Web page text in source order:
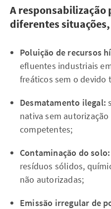
A responsabilização
diferentes
Poluição de recursos
efluentes industriais
freáticos sem o devido
Desmatamento ilegal:
nativa sem
competentes;
Contaminação do solo:
resíduos sólidos,
não autorizadas;
Emissão irregular de